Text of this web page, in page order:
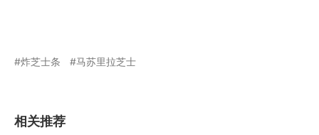
炸芝士条 马苏里拉芝士
相关推荐